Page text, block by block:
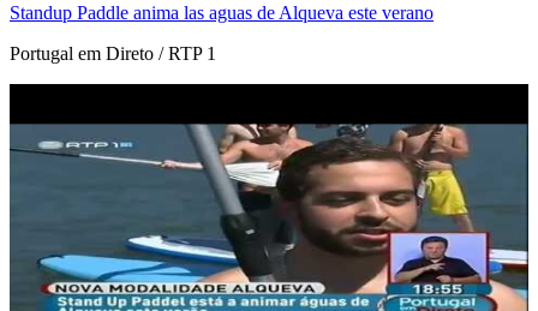
Standup Paddle anima las aguas de Alqueva este verano
Portugal em Direto / RTP 1